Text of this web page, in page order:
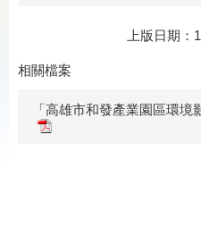
上版日期
相關檔案
「高雄市和發產業園區環